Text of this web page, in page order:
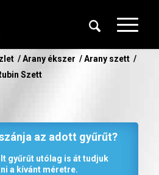
/ Arany ékszer / Arany szett /
Szett
az adott gyűrűt?
gyűrűt utólag is át tudjuk
a kívánt méretre.